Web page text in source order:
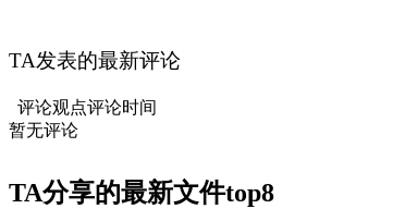
TA发表的最新评论
评论观点评论时间
暂无评论
TA分享的最新文件top8